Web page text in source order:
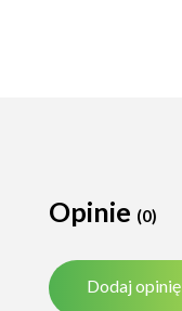
Opinie (0)
Dodaj opinię